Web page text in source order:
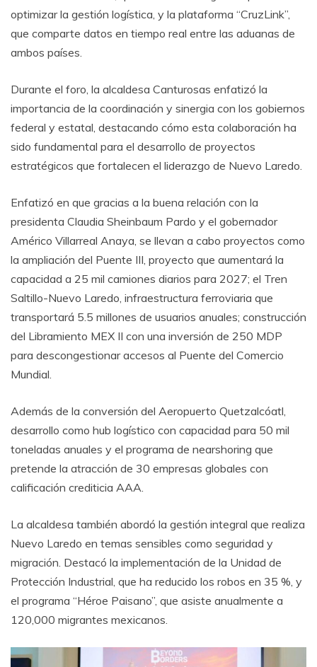
optimizar la gestión logística, y la plataforma “CruzLink”,
que comparte datos en tiempo real entre las aduanas de
ambos países.
Durante el foro, la alcaldesa Canturosas enfatizó la
importancia de la coordinación y sinergia con los gobiernos
federal y estatal, destacando cómo esta colaboración ha
sido fundamental para el desarrollo de proyectos
estratégicos que fortalecen el liderazgo de Nuevo Laredo.
Enfatizó en que gracias a la buena relación con la
presidenta Claudia Sheinbaum Pardo y el gobernador
Américo Villarreal Anaya, se llevan a cabo proyectos como
la ampliación del Puente III, proyecto que aumentará la
capacidad a 25 mil camiones diarios para 2027; el Tren
Saltillo-Nuevo Laredo, infraestructura ferroviaria que
transportará 5.5 millones de usuarios anuales; construcción
del Libramiento MEX II con una inversión de 250 MDP
para descongestionar accesos al Puente del Comercio
Mundial.
Además de la conversión del Aeropuerto Quetzalcóatl,
desarrollo como hub logístico con capacidad para 50 mil
toneladas anuales y el programa de nearshoring que
pretende la atracción de 30 empresas globales con
calificación crediticia AAA.
La alcaldesa también abordó la gestión integral que realiza
Nuevo Laredo en temas sensibles como seguridad y
migración. Destacó la implementación de la Unidad de
Protección Industrial, que ha reducido los robos en 35 %, y
el programa “Héroe Paisano”, que asiste anualmente a
120,000 migrantes mexicanos.